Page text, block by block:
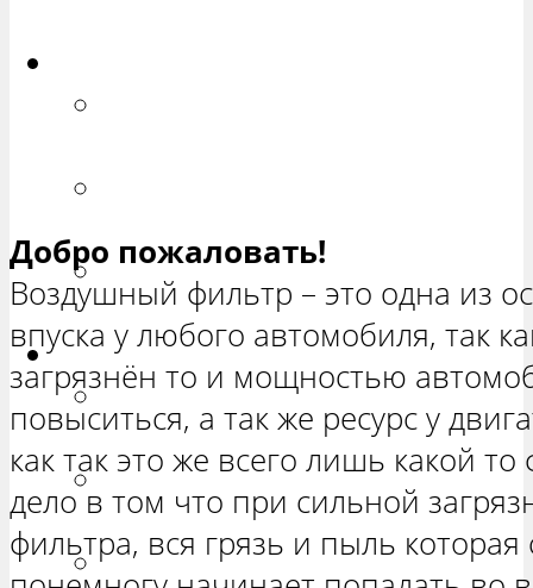
РЕМОНТ ВАЗ 2172 «ПРИОРА
ХЕТЧБЭК»
Нива
РЕМОНТ ВАЗ 21213 «НИВА
ТРЕХ-ДВЕРНАЯ»
ВАЗ 21214 «НИВА ТРЕХ-
ДВЕРНАЯ»
РЕМОНТ ВАЗ 2131 «НИВА
Добро пожаловать!
Воздушный фильтр – это одна из
впуска у любого автомобиля, так
загрязнён то и мощностью
повыситься, а так же ресурс у
как так это же всего лишь какой
дело в том что при сильной
фильтра, вся грязь и пыль